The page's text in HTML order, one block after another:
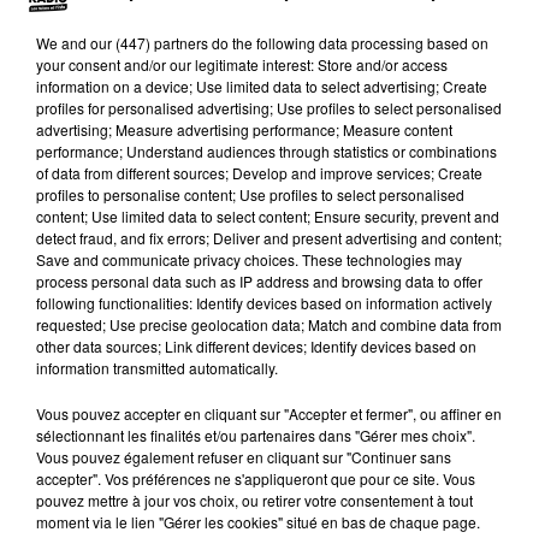
Lecture (4 min 25 sec)
100%
100% Radio les infos des Hautes-Pyrénées
15 octobre 2024 - 4 min 25 sec
LES INFOS DES HAUTES-PYRÉNÉES DU
15/10/2024 À 07H00
We and our (447) partnersdo the following data processing based on
your consent and/or our legitimate interest: Store and/or access
information on a device; Use limited data to select advertising; Create
profiles for personalised advertising; Use profiles to select personalised
advertising; Measure advertising performance; Measure content
performance; Understand audiences through statistics or combinations
of data from different sources; Develop and improve services; Create
profiles to personalise content; Use profiles to select personalised
content; Use limited data to select content; Ensure security, prevent and
detect fraud, and fix errors; Deliver and present advertising and content;
Save and communicate privacy choices. These technologies may
process personal data such as IP address and browsing data to offer
following functionalities: Identify devices based on information actively
requested; Use precise geolocation data; Match and combine data from
other data sources; Link different devices; Identify devices based on
information transmitted automatically.
Vous pouvez accepter en cliquant sur "Accepter et fermer", ou affiner en
sélectionnant les finalités et/ou partenaires dans "Gérer mes choix".
Vous pouvez également refuser en cliquant sur "Continuer sans
accepter". Vos préférences ne s'appliqueront que pour ce site. Vous
pouvez mettre à jour vos choix, ou retirer votre consentement à tout
moment via le lien "Gérer les cookies" situé en bas de chaque page.